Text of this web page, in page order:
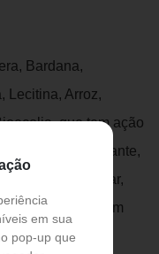
em sua
pop-up que
Bardana,
Lecitina, Arroz,
que tem ação
antioxidante,
celular,
profunda com
e as espinhas.